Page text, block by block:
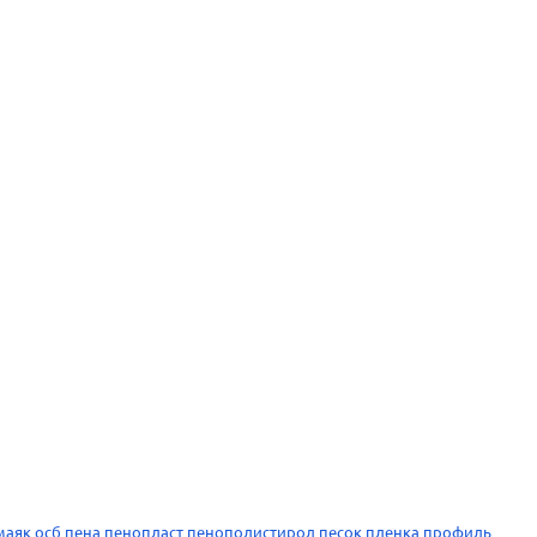
осб пена пенопласт пенополистирол песок пленка профиль